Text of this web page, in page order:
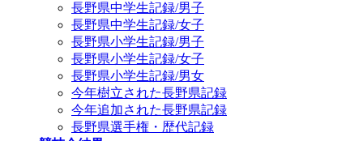
長野県中学生記録/男子
長野県中学生記録/女子
長野県小学生記録/男子
長野県小学生記録/女子
長野県小学生記録/男女
今年樹立された長野県記録
今年追加された長野県記録
長野県選手権・歴代記録